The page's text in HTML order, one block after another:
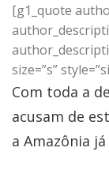
[g1_quote
size=”s”
Com toda a
acusam de
a Amazônia